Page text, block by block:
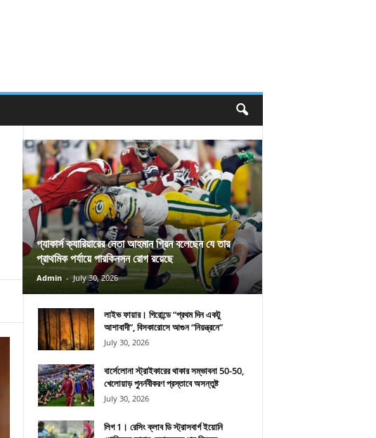
প্যাকার্স ক্যারিয়ারের নেতা আহমান গ্রিন বলেছেন যে তার
প্রাথমিক পর্যায়ে পারকিনসন রোগ রয়েছে
Admin - July 30, 2026
লাইভ ফায়ার। গিরোন্ডে “প্রথম দিন একটু
আশাবাদী”, বিসকারোসে আগুন “নিয়ন্ত্রনে”
July 30, 2026
বার্সেলোনা স্ট্রাইকারের থাকার সম্ভাবনা 50-50,
খেলোয়াড় পুনর্নবীকরণ প্রস্তাবে অসন্তুষ্ট
July 30, 2026
লিগ 1। রেসিং ক্লাব ডি স্ট্রাসবার্গ ইয়োনি